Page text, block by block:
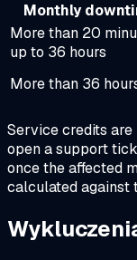
Monthly
More than 20
up to 36 hours
More than 36
Service credits are
open a support
once the affected
calculated against